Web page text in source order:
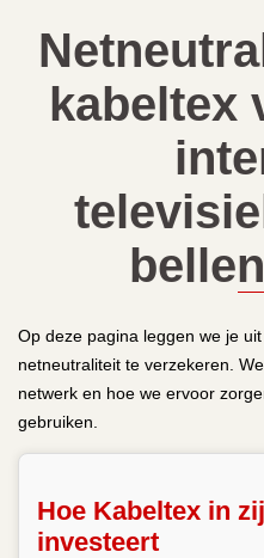
kabeltex
Op deze pagina leggen we je
netneutraliteit te verzekeren.
netwerk en hoe we ervoor
gebruiken.
Hoe Kabeltex in
investeert